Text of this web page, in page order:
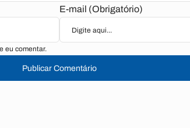
E-mail (Obrigatório)
eu comentar.
Publicar Comentário